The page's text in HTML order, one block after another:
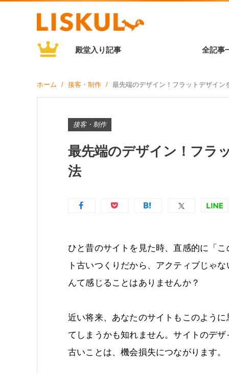
殿堂入り記事 全記事
ホーム 接客・制作 最先端のデザイン！フラットデザイン
接客・制作
最先端のデザイン！フラ
法
ひと昔のサイトを見た時、直感的に「こ
ト古いつくりだから、アクティブじゃな
んて感じることはありませんか？
近い将来、あなたのサイトもこのように
てしまうかも知れません。サイトのデザ
古いことは、機会損失につながります。